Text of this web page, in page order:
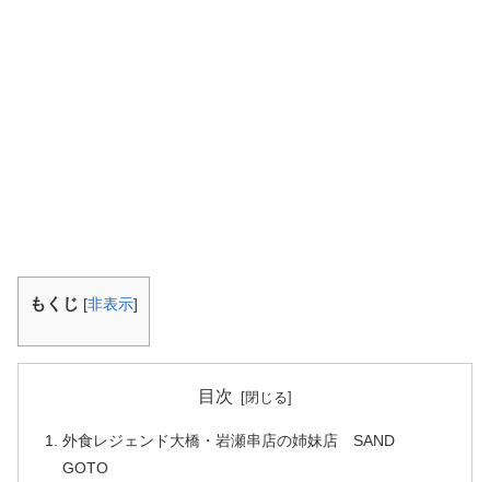
もくじ [非表示]
目次
外食レジェンド大橋・岩瀬串店の姉妹店 SAND
GOTO